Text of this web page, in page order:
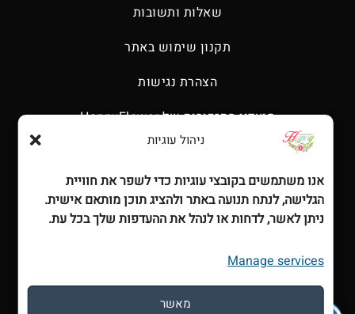
ניהול עוגיות
אנו משתמשים בקובצי עוגיות כדי לשפר את חוויית
הגלישה, לנתח תנועה באתר ולהציג תוכן מותאם אישית.
ניתן לאשר, לדחות או לנהל את ההעדפות שלך בכל עת.
Manage services
מאשר
שאלות ותשובות
תקנון שימוש באתר
הצהרת נגישות
מועדון התזכורות של HappyFlower
אודות
חנות